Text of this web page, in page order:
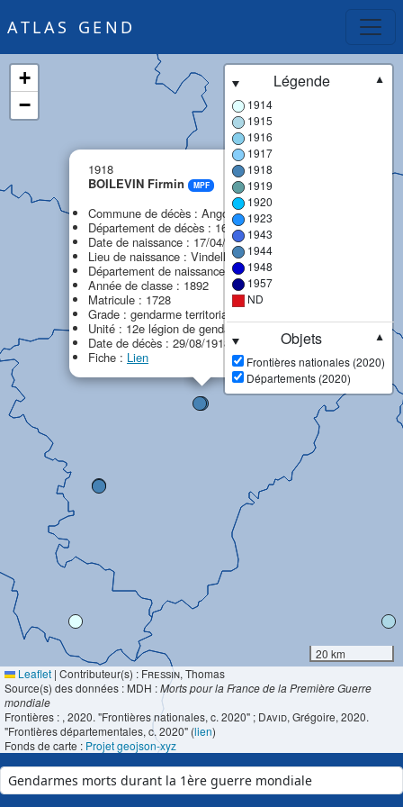
ATLAS GEND
1918
BOILEVIN Firmin
MPF
Commune de décès : Angoulême
Département de décès : 16 - Charente
Date de naissance : 17/04/1872
Lieu de naissance : Vindelle
Département de naissance : 16 - Charente
Année de classe : 1892
Matricule : 1728
Grade : gendarme territorial
Unité : 12e légion de gendarmerie (12e LG)
Date de décès : 29/08/1918
Fiche : Lien
+
−
Légende
▼
1914
1915
1916
1917
1918
1919
1920
1923
1943
1944
1948
1957
ND
Objets
▼
Frontières nationales (2020)
Départements (2020)
20 km
Leaflet | Contributeur(s) : Fressin, Thomas
Source(s) des données : MDH :Morts pour la France de la Première Guerre
mondiale
Frontières : , 2020. "Frontières nationales, c. 2020" ; David, Grégoire, 2020.
"Frontières départementales, c. 2020" (lien)
Fonds de carte : Projet geojson-xyz